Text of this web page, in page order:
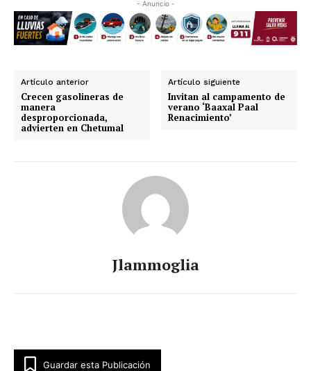
Del Siglo
- Anuncio -
Artículo anterior
Crecen gasolineras de
manera
desproporcionada,
advierten en Chetumal
Artículo siguiente
Invitan al campamento de
verano ‘Baaxal Paal
Renacimiento’
Jlammoglia
Guardar esta Publicación